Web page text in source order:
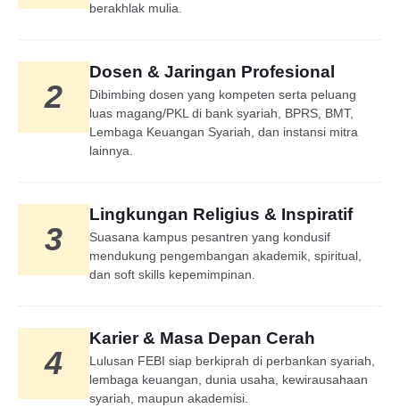
berakhlak mulia.
2
Dosen & Jaringan Profesional
Dibimbing dosen yang kompeten serta peluang
luas magang/PKL di bank syariah, BPRS, BMT,
Lembaga Keuangan Syariah, dan instansi mitra
lainnya.
3
Lingkungan Religius & Inspiratif
Suasana kampus pesantren yang kondusif
mendukung pengembangan akademik, spiritual,
dan soft skills kepemimpinan.
4
Karier & Masa Depan Cerah
Lulusan FEBI siap berkiprah di perbankan syariah,
lembaga keuangan, dunia usaha, kewirausahaan
syariah, maupun akademisi.